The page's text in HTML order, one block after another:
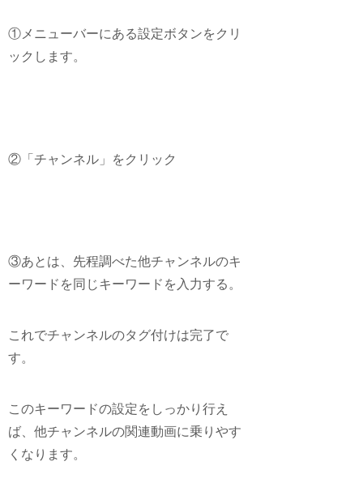
①メニューバーにある設定ボタンをクリ
ックします。
②「チャンネル」をクリック
③あとは、先程調べた他チャンネルのキ
ーワードを同じキーワードを入力する。
これでチャンネルのタグ付けは完了で
す。
このキーワードの設定をしっかり行え
ば、他チャンネルの関連動画に乗りやす
くなります。